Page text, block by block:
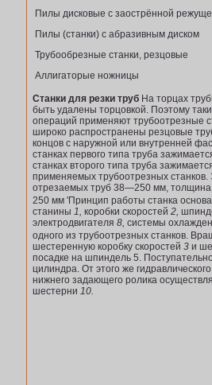
Пилы дисковые с заострённой
Пилы (станки) с абразивным диском
Трубообрезные станки, резцовые
Аллигаторые ножницы
Станки для резки труб На торцах
быть удалены торцовкой. Поэтому
операций применяют трубоотрезные
широко распространены резцовые
концов с наружной или внутренней
станках первого типа труба
станках второго типа труба
применяемых трубоотрезных станков.
отрезае­мых труб 38—250 мм,
250 мм 'Принцип работы станка
станины 1, коробки скоростей 2,
электродвигателя 8, системы
одного из трубоотрезных станков.
шестеренную коробку скоростей 3 и
посадке на шпиндель 5.
цилиндра. От этого же
нижнего задающего ролика
шестерни 10.